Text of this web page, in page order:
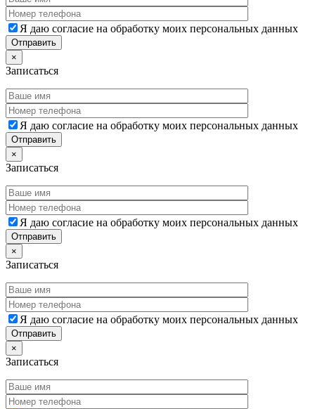
Я даю согласие на обработку моих персональных данных
×
Записаться
Я даю согласие на обработку моих персональных данных
×
Записаться
Я даю согласие на обработку моих персональных данных
×
Записаться
Я даю согласие на обработку моих персональных данных
×
Записаться